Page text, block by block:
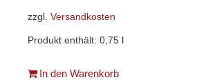
zzgl. Versandkosten
Produkt enthält: 0,75 l
In den Warenkorb